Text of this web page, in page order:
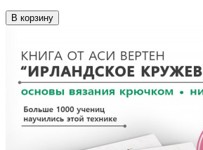
В корзину